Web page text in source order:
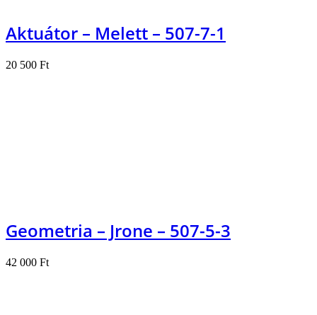
Aktuátor – Melett – 507-7-1
20 500 Ft
Geometria – Jrone – 507-5-3
42 000 Ft